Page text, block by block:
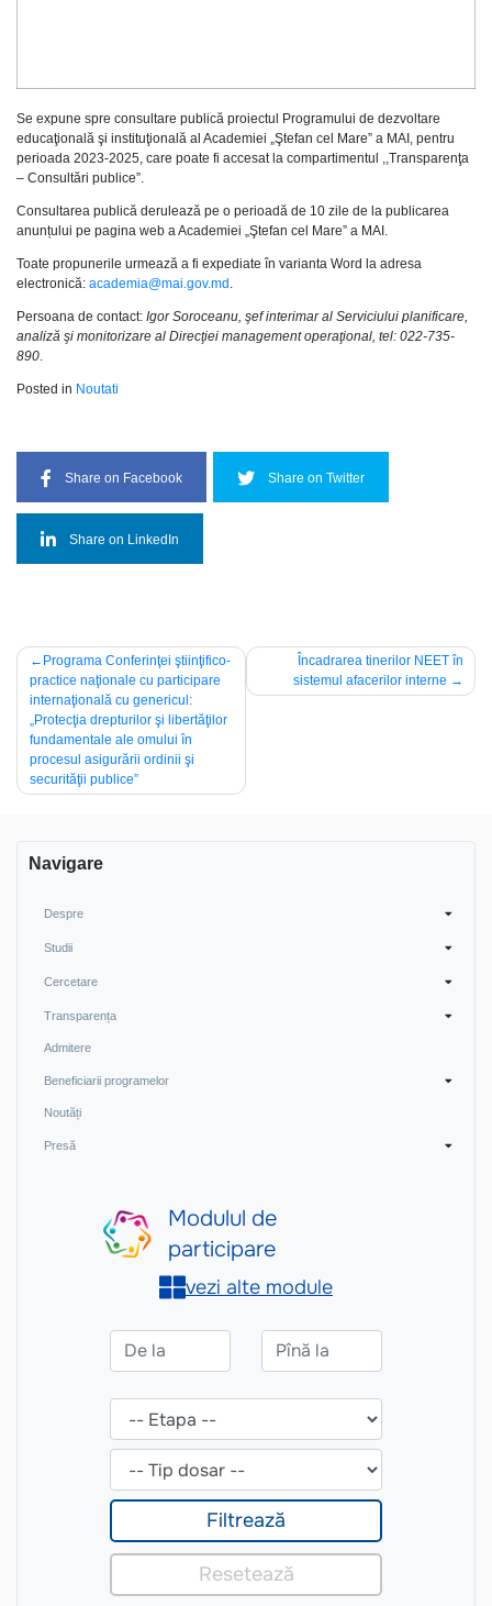
Se expune spre consultare publică proiectul Programului de dezvoltare
educaţională şi instituţională al Academiei „Ştefan cel Mare” a MAI, pentru
perioada 2023-2025, care poate fi accesat la compartimentul ,,Transparenţa
– Consultări publice”.
Consultarea publică derulează pe o perioadă de 10 zile de la publicarea
anunțului pe pagina web a Academiei „Ştefan cel Mare” a MAI.
Toate propunerile urmează a fi expediate în varianta Word la adresa
electronică: academia@mai.gov.md .
Persoana de contact: Igor Soroceanu, şef interimar al Serviciului planificare,
analiză şi monitorizare al Direcţiei management operaţional, tel: 022-735-
890.
Posted in Noutati
Share on Facebook Share on Twitter
Share on LinkedIn
Navigare
în
articole
Programa Conferinţei ştiinţifico-
practice naţionale cu participare
internaţională cu genericul:
„Protecţia drepturilor şi libertăţilor
fundamentale ale omului în
procesul asigurării ordinii şi
securităţii publice”
Încadrarea tinerilor NEET în
sistemul afacerilor interne
Navigare
Despre
Studii
Cercetare
Transparența
Admitere
Beneficiarii programelor
Noutăți
Presă